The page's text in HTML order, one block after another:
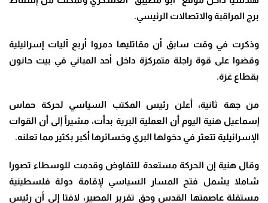
برج المراقبة والاتصالات الرئيسي.
وذكرت في وقت سابق أن مقاتليها دمروا أربع آليات إسرائيلية
وقضوا على قوة راجلة متمركزة داخل أحد المباني في بيت حانون
بقطاع غزة.
من جهة ثانية، أعلن رئيس المكتب السياسي لحركة حماس
إسماعيل هنية اليوم أن العملية البرية بدأت، مشيراً إلى أن القوات
الإسرائيلية تتعثر في دخولها البري وخسائرها أكبر بكثير مما تعلنه.
وقال هنية إن الحركة مستعدة للتفاوض وقدمت للوسطاء تصورا
شاملا يشمل فتح المسار السياسي لإقامة دولة فلسطينية
مستقلة عاصمتها القدس وحق تقرير المصير، لافتا إلى أن رئيس